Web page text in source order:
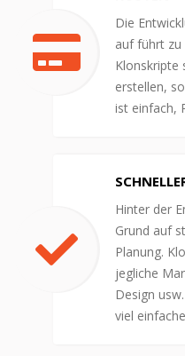
Die
auf führt zu
Klonskripte
erstellen,
ist einfach,
Hinter der
Grund auf
Planung.
jegliche
Design
viel